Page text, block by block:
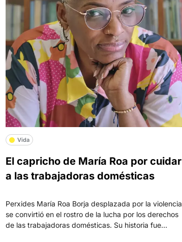
Vida
El capricho de María Roa por cuidar
a las trabajadoras domésticas
Perxides María Roa Borja desplazada por la violencia
se convirtió en el rostro de la lucha por los derechos
de las trabajadoras domésticas. Su historia fue...